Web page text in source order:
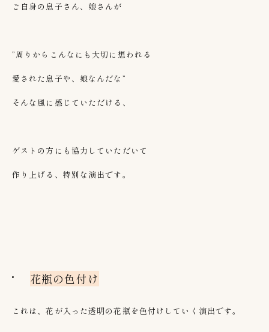
ご自身の息子さん、娘さんが
”周りからこんなにも大切に想われる
愛された息子や、娘なんだな”
そんな風に感じていただける、
ゲストの方にも協力していただいて
作り上げる、特別な演出です。
花瓶の色付け
これは、花が入った透明の花瓶を色付けしていく演出です。